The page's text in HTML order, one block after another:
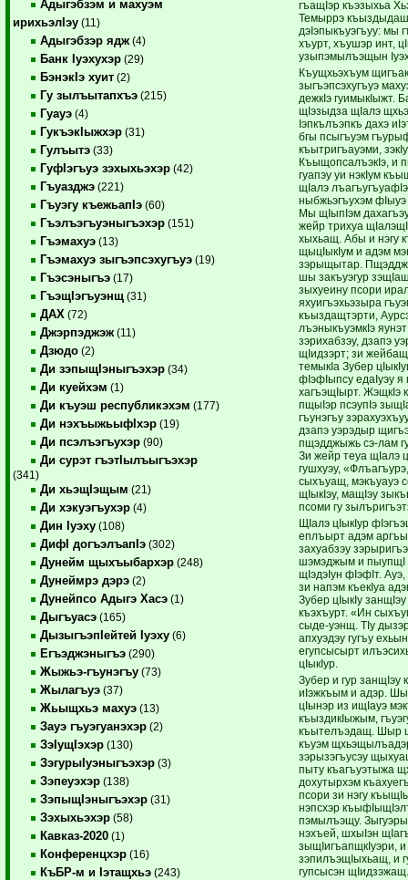
Адыгэбзэм и махуэм
ирихьэлIэу (11)
Адыгэбзэр ядж (4)
Банк Iуэхухэр (29)
БэнэкIэ хуит (2)
Гу зылъытапхъэ (215)
Гуауэ (4)
ГукъэкIыжхэр (31)
Гулъытэ (33)
ГуфIэгъуэ зэхыхьэхэр (42)
Гъуазджэ (221)
Гъуэгу къежьапIэ (60)
Гъэлъэгъуэныгъэхэр (151)
Гъэмахуэ (13)
Гъэмахуэ зыгъэпсэхугъуэ (19)
Гъэсэныгъэ (17)
ГъэщIэгъуэнщ (31)
ДАХ (72)
Джэрпэджэж (11)
Дзюдо (2)
Ди зэпыщIэныгъэхэр (34)
Ди куейхэм (1)
Ди къуэш республикэхэм (177)
Ди нэхъыжьыфIхэр (19)
Ди псэлъэгъухэр (90)
Ди сурэт гъэтIылъыгъэхэр
(341)
Ди хьэщIэщым (21)
Ди хэкуэгъухэр (4)
Дин Iуэху (108)
ДифI догъэлъапIэ (302)
Дунейм щыхъыбархэр (248)
Дунеймрэ дэрэ (2)
Дунейпсо Адыгэ Хасэ (1)
Дыгъуасэ (165)
ДызыгъэпIейтей Iуэху (6)
Егъэджэныгъэ (290)
Жыжьэ-гъунэгъу (73)
Жылагъуэ (37)
Жьыщхьэ махуэ (13)
Зауэ гъуэгуанэхэр (2)
ЗэIущIэхэр (130)
ЗэгурыIуэныгъэхэр (3)
Зэпеуэхэр (138)
ЗэпыщIэныгъэхэр (31)
Зэхыхьэхэр (58)
Кавказ-2020 (1)
Конференцхэр (16)
КъБР-м и Iэтащхьэ (243)
гъащIэр къэзыхьа
Темыррэ
дэIэпыкъуэгъуу: мы
хъурт, хъушэр инт,
узыпэмылъэщын
Къущхьэхъум
зыгъэпсэхугъуэ
дежкIэ гуимыкIыжт.
щIэзыдза щIалэ
Iэпкълъэпкъ дахэ
бгы псыгъуэм
къытригъауэми,
КъыщопсалъэкIэ, и
гуапэу уи нэкIум
щIалэ
ныбжьэгъухэм фIыуэ
Мы щIыпIэм
жейр трихуа
хыхьащ. Абы и нэгу
щыцIыкIум и адэм
зэрыщытар.
шы закъуэгур
зыхуеину псори
яхуигъэхьэзыра
къыздащтэрти,
лъэныкъуэмкIэ
зэрихабзэу, дзапэ
щIидзэрт; зи
темыкIа Зубер
фIэфIыпсу едаIуэу я
хагъэщIырт. ЖэщкIэ
пщыIэр псэупIэ
гъунэгъу
дзапэ уэрэдыр
пщэдджыжь сэ-лам
Зи жейр теуа щIалэ
гушхуэу,
сыхъуащ, мэкъуауэ
щIыкIэу, мащIэу
псоми гу
ЩIалэ цIыкIур
еплъырт адэм
захуабзэу
шэмэджым и пыупщI
щIэдэIун фIэфIт.
зи напэм къекIуа
Зубер цIыкIу
къэхъурт. «Ин
сыде-уэнщ. ТIу
апхуэдэу гугъу
егупсысырт
цIыкIур.
Зубер и гур занщIэу
иIэжкъым и адэр.
цIынэр из ищIауэ
къыздикIыжым,
къытелъэдащ. Шыр
къуэм
зэрызэгъусэу
пыту къагъуэтыжа
дохутырхэм
псори зи нэгу
нэпсхэр
пэмылъэщу.
нэхъей, шхыIэн
зыщIигъапщкIуэри, и
зэпилъэщIыхьащ, и
гупсысэн щIидзэжащ.